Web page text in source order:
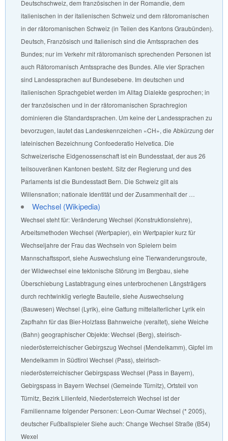
Deutschschweiz, dem französischen in der Romandie, dem
italienischen in der italienischen Schweiz und dem rätoromanischen
in der rätoromanischen Schweiz (in Teilen des Kantons Graubünden).
Deutsch, Französisch und Italienisch sind die Amtssprachen des
Bundes; nur im Verkehr mit rätoromanisch sprechenden Personen ist
auch Rätoromanisch Amtssprache des Bundes. Alle vier Sprachen
sind Landessprachen auf Bundesebene. Im deutschen und
italienischen Sprachgebiet werden im Alltag Dialekte gesprochen; in
der französischen und in der rätoromanischen Sprachregion
dominieren die Standardsprachen. Um keine der Landessprachen zu
bevorzugen, lautet das Landeskennzeichen «CH», die Abkürzung der
lateinischen Bezeichnung Confoederatio Helvetica. Die
Schweizerische Eidgenossenschaft ist ein Bundesstaat, der aus 26
teilsouveränen Kantonen besteht. Sitz der Regierung und des
Parlaments ist die Bundesstadt Bern. Die Schweiz gilt als
Willensnation; nationale Identität und der Zusammenhalt der …
Wechsel (Wikipedia)
Wechsel steht für: Veränderung Wechsel (Konstruktionslehre),
Arbeitsmethoden Wechsel (Wertpapier), ein Wertpapier kurz für
Wechseljahre der Frau das Wechseln von Spielern beim
Mannschaftssport, siehe Auswechslung eine Tierwanderungsroute,
der Wildwechsel eine tektonische Störung im Bergbau, siehe
Überschiebung Lastabtragung eines unterbrochenen Längsträgers
durch rechtwinklig verlegte Bauteile, siehe Auswechselung
(Bauwesen) Wechsel (Lyrik), eine Gattung mittelalterlicher Lyrik ein
Zapfhahn für das Bier-Holzfass Bahnweiche (veraltet), siehe Weiche
(Bahn) geographischer Objekte: Wechsel (Berg), steirisch-
niederösterreichischer Gebirgszug Wechsel (Mendelkamm), Gipfel im
Mendelkamm in Südtirol Wechsel (Pass), steirisch-
niederösterreichischer Gebirgspass Wechsel (Pass in Bayern),
Gebirgspass in Bayern Wechsel (Gemeinde Türnitz), Ortsteil von
Türnitz, Bezirk Lilienfeld, Niederösterreich Wechsel ist der
Familienname folgender Personen: Leon-Oumar Wechsel (* 2005),
deutscher Fußballspieler Siehe auch: Change Wechsel Straße (B54)
Wexel